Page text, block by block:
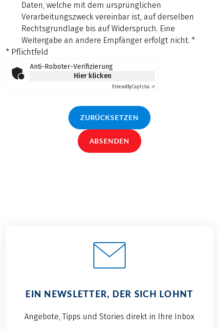
Daten, welche mit dem ursprünglichen
Verarbeitungszweck vereinbar ist, auf derselben
Rechtsgrundlage bis auf Widerspruch. Eine
Weitergabe an andere Empfänger erfolgt nicht. *
* Pflichtfeld
Anti-Roboter-Verifizierung
Hier klicken
FriendlyCaptcha ⇗
ZURÜCKSETZEN
ABSENDEN
EIN NEWSLETTER, DER SICH LOHNT
Angebote, Tipps und Stories direkt in Ihre Inbox